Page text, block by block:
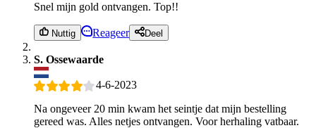
Snel mijn gold ontvangen. Top!!
Nuttig Reageer Deel
S. Ossewaarde
4-6-2023
Na ongeveer 20 min kwam het seintje dat mijn bestelling
gereed was. Alles netjes ontvangen. Voor herhaling vatbaar.